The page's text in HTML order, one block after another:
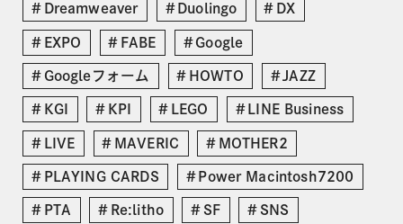
Dreamweaver Duolingo DX
EXPO FABE Google
Googleフォーム HOWTO JAZZ
KGI KPI LEGO LINE Business
LIVE MAVERIC MOTHER2
PLAYING CARDS Power Macintosh7200
PTA Re:litho SF SNS